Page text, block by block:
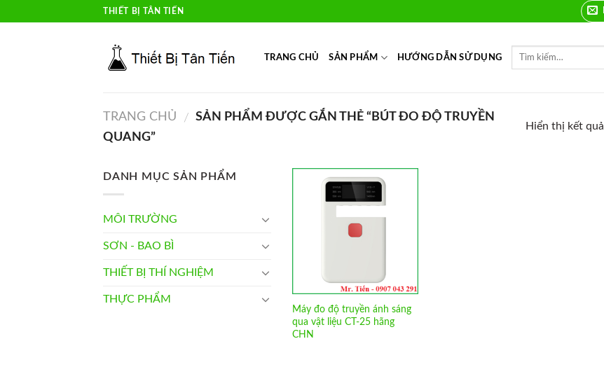
to
THIẾT BỊ TÂN TIẾN
TRANG CHỦ SẢN PHẨM HƯỚNG DẪN SỬ DỤNG
TRANG CHỦ / SẢN PHẨM ĐƯỢC GẮN THẺ “BÚT ĐO ĐỘ TRUYỀN
QUANG”
Hiển thị kết
DANH MỤC SẢN PHẨM
MÔI TRƯỜNG
SƠN - BAO BÌ
THIẾT BỊ THÍ NGHIỆM
THỰC PHẨM
Add to
Wishlist
Máy đo độ truyền ánh sáng
qua vật liệu CT-25 hãng
CHN